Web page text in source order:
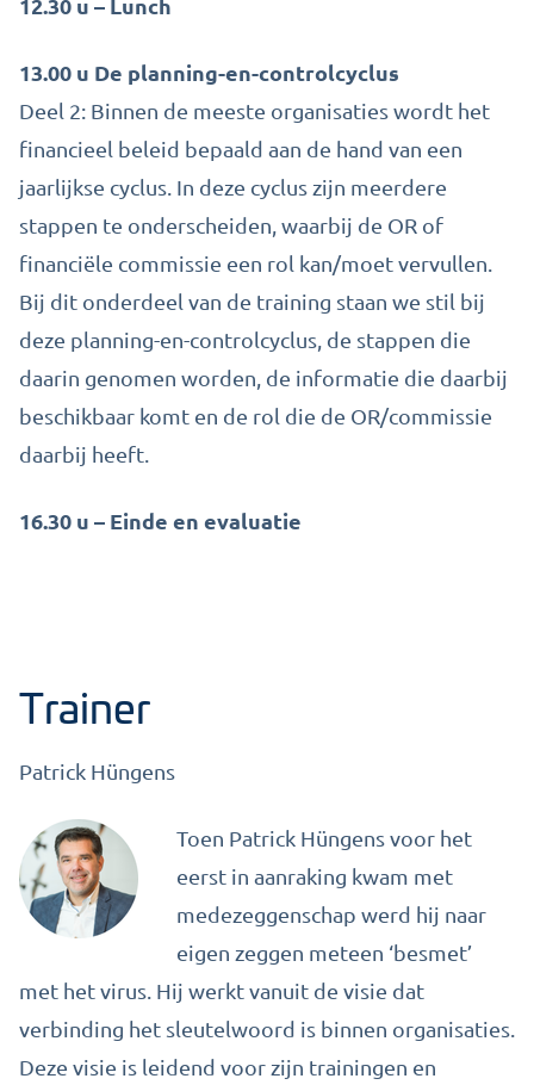
13.00 u De planning-en-controlcyclus
Deel 2: Binnen de meeste organisaties wordt het
financieel beleid bepaald aan de hand van een
jaarlijkse cyclus. In deze cyclus zijn meerdere
stappen te onderscheiden, waarbij de OR of
financiële commissie een rol kan/moet vervullen.
Bij dit onderdeel van de training staan we stil bij
deze planning-en-controlcyclus, de stappen die
daarin genomen worden, de informatie die daarbij
beschikbaar komt en de rol die de OR/commissie
daarbij heeft.
16.30 u – Einde en evaluatie
Trainer
Patrick Hüngens
Toen Patrick Hüngens voor het
eerst in aanraking kwam met
medezeggenschap werd hij naar
eigen zeggen meteen ‘besmet’
met het virus. Hij werkt vanuit de visie dat
verbinding het sleutelwoord is binnen organisaties.
Deze visie is leidend voor zijn trainingen en